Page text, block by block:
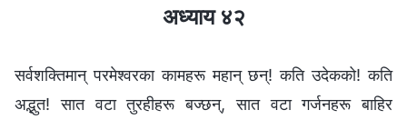
अध्याय ४२
सर्वशक्तिमान् परमेश्‍वरका कामहरू महान् छन्! कति उदेकको! कति
अद्भुत! सात वटा तुरहीहरू बज्छन्, सात वटा गर्जनहरू बाहिर